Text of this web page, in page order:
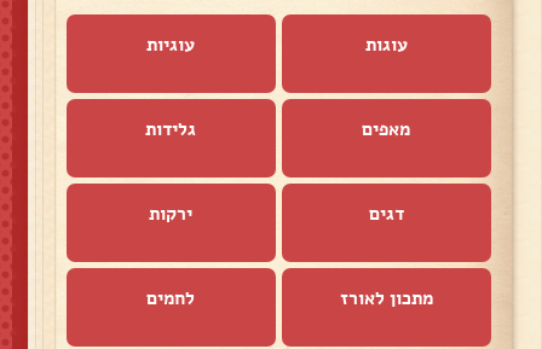
עוגות עוגיות
מאפים גלידות
דגים ירקות
מתכון לאורז לחמים